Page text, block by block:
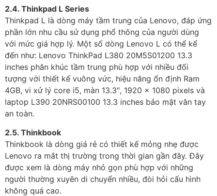
2.4. Thinkpad L Series
Thinkpad L là dòng máy tầm trung của Lenovo, đáp ứng
phần lớn nhu cầu sử dụng phổ thông của người dùng
với mức giá hợp lý. Một số dòng Lenovo L có thể kể
đến như: Lenovo ThinkPad L380 20M5S01200 13.3
inches phân khúc tầm trung phù hợp với nhiều đối
tượng với thiết kế vuông vức, hiệu năng ổn định Ram
4GB, vi xử lý core i5, màn 13.3″, 1920 x 1080 pixels và
laptop L390 20NRS00100 13.3 inches bảo mật vân tay
an toàn.
2.5. Thinkbook
Thinkbook là dòng giá rẻ có thiết kế mỏng nhẹ được
Lenovo ra mắt thị trường trong thời gian gần đây. Đây
được xem là dòng máy nhỏ gọn phù hợp với những
người thường xuyên di chuyển nhiều, đòi hỏi cấu hình
không quá cao.